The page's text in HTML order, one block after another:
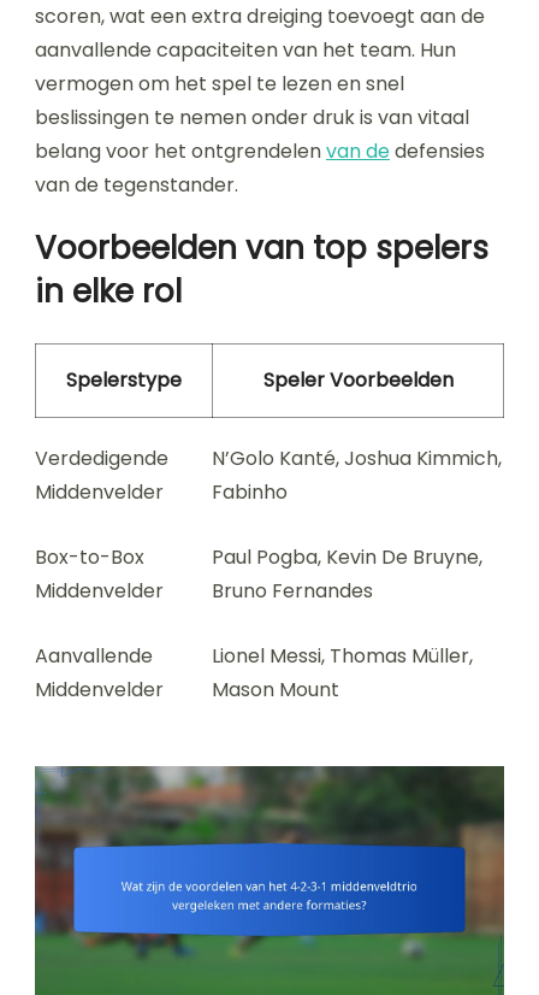
scoren, wat een extra dreiging toevoegt aan de
aanvallende capaciteiten van het team. Hun
vermogen om het spel te lezen en snel
beslissingen te nemen onder druk is van vitaal
belang voor het ontgrendelenvan dedefensies
van de tegenstander.
Voorbeelden van top spelers
in elke rol
Spelerstype Speler Voorbeelden
Verdedigende
Middenvelder
N’Golo Kanté, Joshua Kimmich,
Fabinho
Box-to-Box
Middenvelder
Paul Pogba, Kevin De Bruyne,
Bruno Fernandes
Aanvallende
Middenvelder
Lionel Messi, Thomas Müller,
Mason Mount